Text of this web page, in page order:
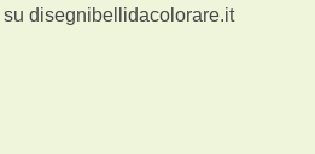
disegnibellidacolorare.it